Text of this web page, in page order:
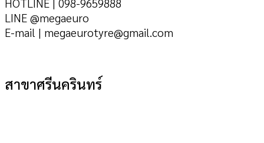
LINE @megaeuro
E-mail | megaeurotyre@gmail.com
สาขาศรีนครินทร์